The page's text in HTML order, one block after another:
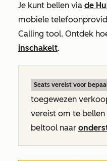
Je kunt bellen via de
mobiele
Calling tool. Ontdek
inschakelt.
Seats vereist voor
toegewezen
vereist om te
beltool naar